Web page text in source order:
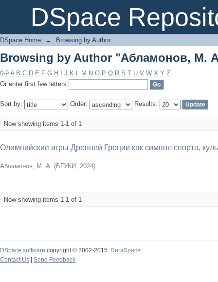
DSpace
Browsing by Author "Абламонов, М.
DSpace Home → Browsing by Author
Browsing by Author "Абламонов, М.
0-9 A B C D E F G H J K L M N O P Q R S T U V W X Y Z
Or enter first few letters:
Sort by: Order: Results:
Now showing items 1-1 of 1
Олимпийские игры Древней Греции как символ спорта,
Абламонов, М. А. (БГУКИ, 2024)
Now showing items 1-1 of 1
DSpace software copyright © 2002-2015
DuraSpace
Contact Us
Send Feedback